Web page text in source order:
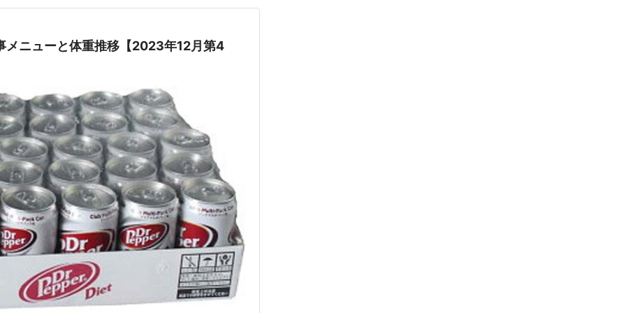
メニューと体重推移【2023年12月第4